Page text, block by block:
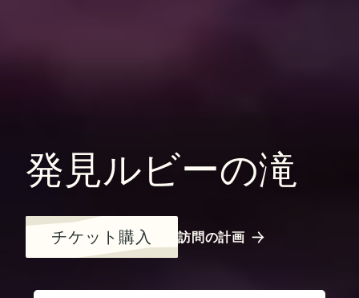
発見ルビーの滝
チケット購入 訪問の計画